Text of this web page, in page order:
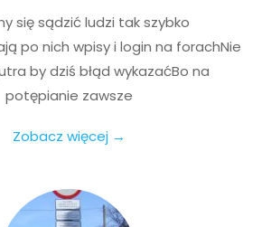
się sądzić ludzi tak szybko
po nich wpisy i login na forachNie
by dziś błąd wykazaćBo na
potępianie zawsze
Zobacz więcej →